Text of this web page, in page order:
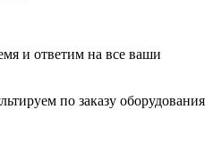
и ответим на все ваши
по заказу оборудования